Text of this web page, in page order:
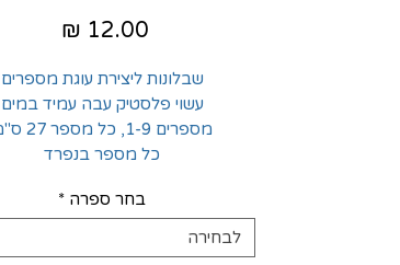
שבלונות ליצירת עוגת מספרים
עשוי פלסטיק עבה עמיד במים
מספרים 1-9, כל מספר 27 ס"מ
כל מספר בנפרד
בחר ספרה *
לבחירה